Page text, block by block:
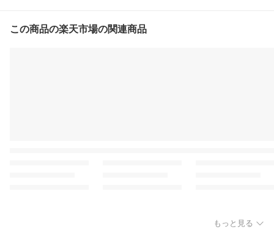
この商品の楽天市場の関連商品
もっと見る